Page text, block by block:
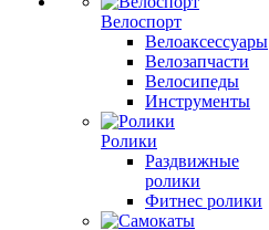
Велоспорт
Велоаксессуары
Велозапчасти
Велосипеды
Инструменты
Ролики
Раздвижные
ролики
Фитнес ролики